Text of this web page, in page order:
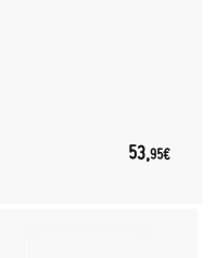
53,95€